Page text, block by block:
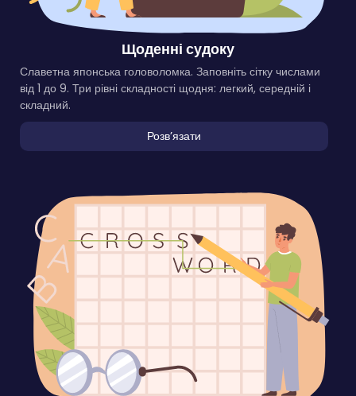
Щоденні судоку
Славетна японська головоломка. Заповніть сітку числами
від 1 до 9. Три рівні складності щодня: легкий, середній і
складний.
Розвʼязати